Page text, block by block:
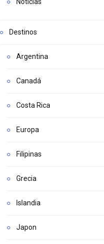
Destinos
Argentina
Canadá
Costa Rica
Europa
Filipinas
Grecia
Islandia
Japon